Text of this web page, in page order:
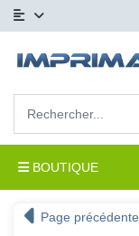
BOUTIQUE
Page précédente